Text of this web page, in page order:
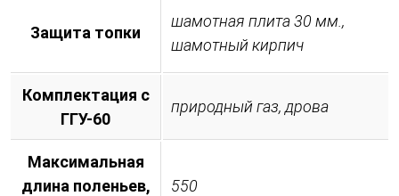
Защита топки
шамотная плита 30 мм.,
шамотный кирпич
Комплектация с
ГГУ-60
природный газ, дрова
Максимальная
длина поленьев,
550